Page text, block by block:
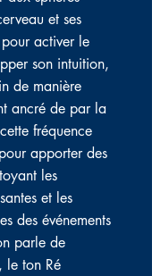
et ses
activer le
son intuition,
de manière
ancré de par la
ette fréquence
apporter des
les
et les
des événements
parle de
le ton Ré